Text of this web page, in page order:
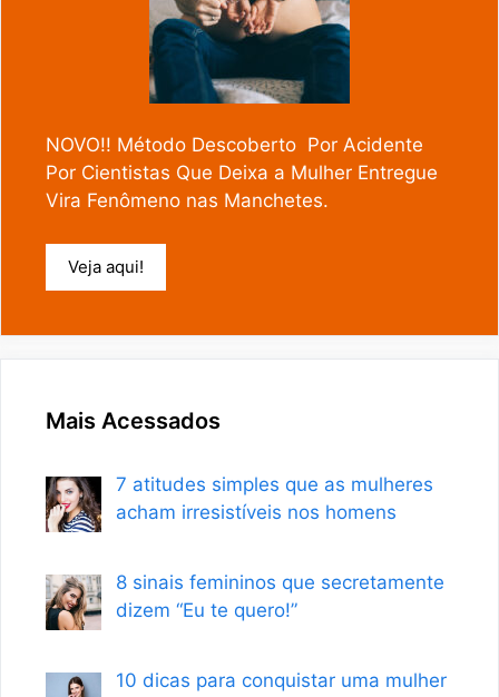
NOVO!! Método Descoberto Por Acidente
Por Cientistas Que Deixa a Mulher Entregue
Vira Fenômeno nas Manchetes.
Veja aqui!
Mais Acessados
7 atitudes simples que as mulheres
acham irresistíveis nos homens
8 sinais femininos que secretamente
dizem “Eu te quero!”
10 dicas para conquistar uma mulher